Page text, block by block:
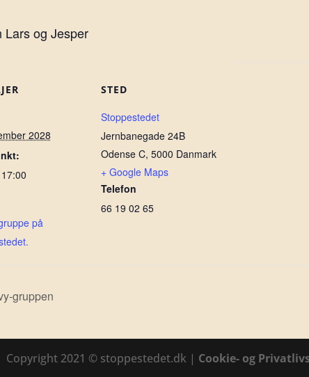
Lars og Jesper
2028
på
STED
Stoppestedet
Jernbanegade 24B
Odense C, 5000 Danmark
+ Google Maps
Telefon
66 19 02 65
gruppen
Copyright 2021 © stoppestedet.dk | Cookie- og